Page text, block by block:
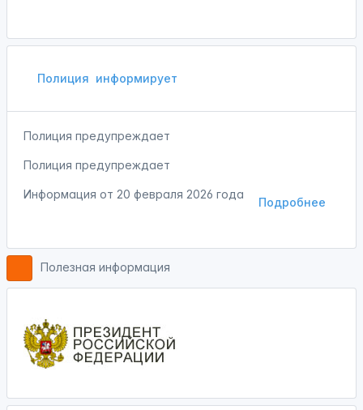
Полиция информирует
Полиция предупреждает
Полиция предупреждает
Подробнее
Информация от 20 февраля 2026 года
Полезная информация